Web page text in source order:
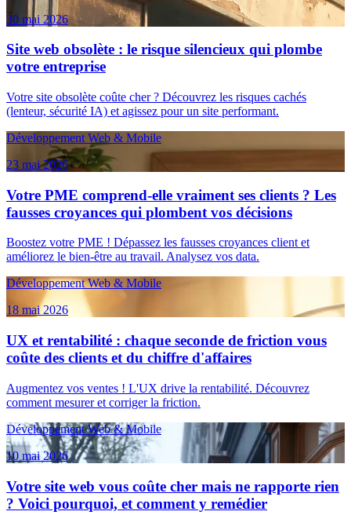
30 mai 2026
Site web obsolète : le risque silencieux qui plombe
votre entreprise
Votre site obsolète coûte cher ? Découvrez les risques cachés
(lenteur, sécurité IA) et agissez pour un site performant.
Développement Web & Mobile
23 mai 2026
Votre PME comprend-elle vraiment ses clients ? Les
fausses croyances qui plombent vos décisions
Boostez votre PME ! Dépassez les fausses croyances client et
améliorez le bien-être au travail. Analysez vos data.
Développement Web & Mobile
18 mai 2026
UX et rentabilité : chaque seconde de friction vous
coûte des clients et du chiffre d'affaires
Augmentez vos ventes ! L'UX drive la rentabilité. Découvrez
comment mesurer et corriger la friction.
Développement Web & Mobile
10 mai 2026
Votre site web vous coûte cher mais ne rapporte rien
? Voici pourquoi, et comment y remédier